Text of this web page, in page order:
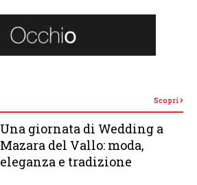
Scopri
Una giornata di Wedding a
Mazara del Vallo: moda,
eleganza e tradizione